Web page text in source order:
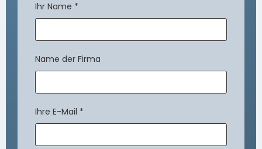
Ihr Name *
Name der Firma
Ihre E-Mail *